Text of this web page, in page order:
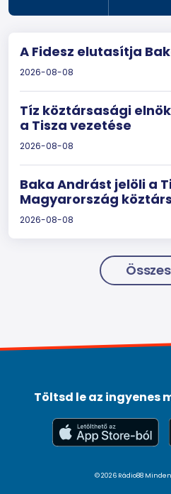
A Fidesz elutasítja
2026-08-08
Tíz köztársasági
a Tisza vezetése
2026-08-08
Baka Andrást jelöli a
Magyarország
2026-08-08
Töltsd le az ingyenes
© 2026 Rádio88